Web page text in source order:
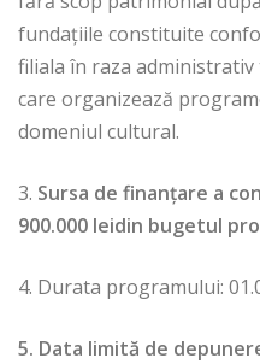
fundațiile constituite
filiala în raza
care organizează
domeniul cultural.
3. Sursa de finanțare a
900.000 leidin bugetul
4. Durata programului:
5. Data limită de